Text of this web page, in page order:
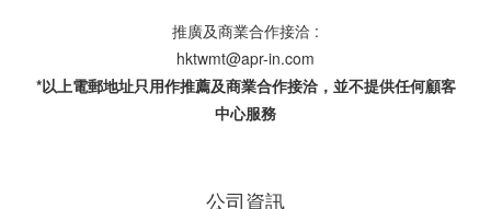
推廣及商業合作接洽 :
hktwmt@apr-in.com
*以上電郵地址只用作推薦及商業合作接洽，並不提供任何顧客
中心服務
公司資訊